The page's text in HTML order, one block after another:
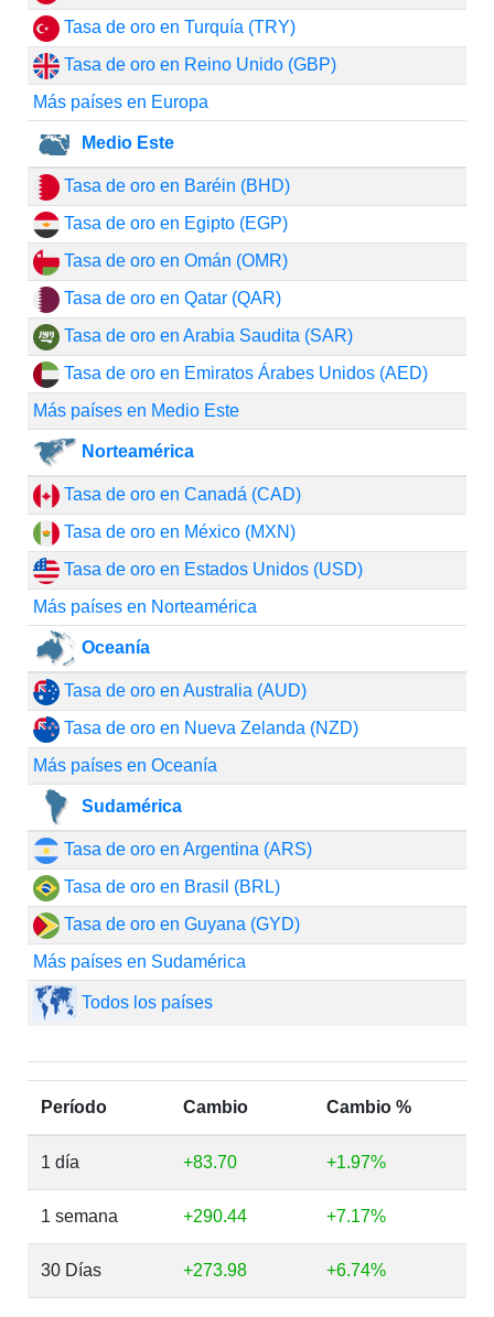
Tasa de oro en Turquía (TRY)
Tasa de oro en Reino Unido (GBP)
Más países en Europa
Medio Este
Tasa de oro en Baréin (BHD)
Tasa de oro en Egipto (EGP)
Tasa de oro en Omán (OMR)
Tasa de oro en Qatar (QAR)
Tasa de oro en Arabia Saudita (SAR)
Tasa de oro en Emiratos Árabes Unidos (AED)
Más países en Medio Este
Norteamérica
Tasa de oro en Canadá (CAD)
Tasa de oro en México (MXN)
Tasa de oro en Estados Unidos (USD)
Más países en Norteamérica
Oceanía
Tasa de oro en Australia (AUD)
Tasa de oro en Nueva Zelanda (NZD)
Más países en Oceanía
Sudamérica
Tasa de oro en Argentina (ARS)
Tasa de oro en Brasil (BRL)
Tasa de oro en Guyana (GYD)
Más países en Sudamérica
Todos los países
Período Cambio Cambio %
1 día +83.70 +1.97%
1 semana +290.44 +7.17%
30 Días +273.98 +6.74%